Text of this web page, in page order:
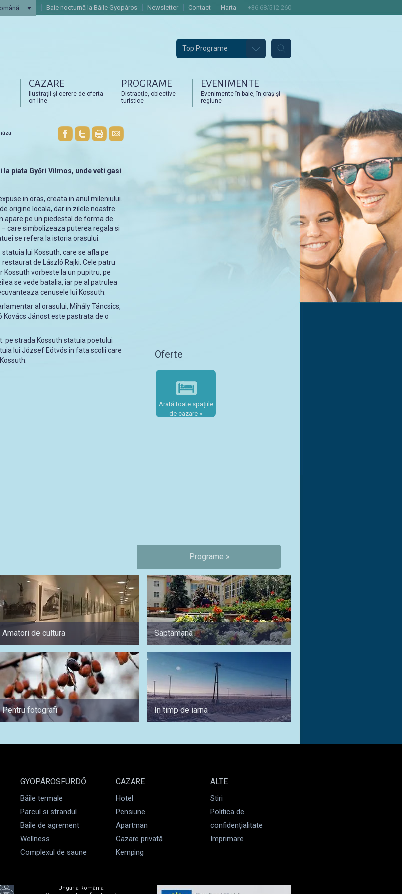
Baie nocturnă la Băile Gyopáros Newsletter Contact Harta +36 68/512 260
Top Programe
CAZARE
Ilustrații și cerere de oferta
on-line
PROGRAME
Distracție, obiective
turistice
EVENIMENTE
Evenimente în baie, în oraș și
regiune
piata Győri Vilmos, unde veti gasi
in oras, creata in anul mileniului.
origine locala, dar in zilele noastre
pe un piedestal de forma de
care simbolizeaza puterea regala si
se refera la istoria orasului.
lui Kossuth, care se afla pe
de László Rajki. Cele patru
Kossuth vorbeste la un pupitru, pe
se vede batalia, iar pe al patrulea
cenusele lui Kossuth.
al orasului, Mihály Táncsics,
Kovács Jánost este pastrata de o
pe strada Kossuth statuia poetului
lui József Eötvös in fata scolii care
Programe »
Amatori de cultura Saptamana
Pentru fotografi In timp de iarna
Oferte
Arată toate spațiile
de cazare »
GYOPÁROSFÜRDŐ
Băile termale
Parcul si strandul
Baile de agrement
Wellness
Complexul de saune
CAZARE
Hotel
Pensiune
Apartman
Cazare privată
Kemping
ALTE
Stiri
Politica de
confidențialitate
Imprimare
Ungaria-România